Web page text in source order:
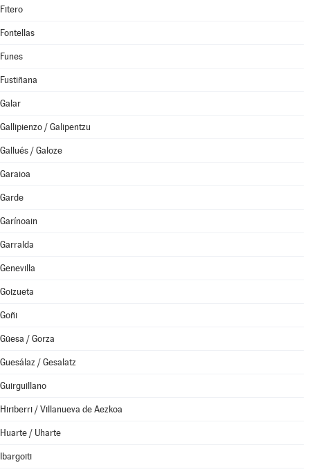
Fitero
Fontellas
Funes
Fustiñana
Galar
Gallipienzo / Galipentzu
Gallués / Galoze
Garaioa
Garde
Garínoain
Garralda
Genevilla
Goizueta
Goñi
Güesa / Gorza
Guesálaz / Gesalatz
Guirguillano
Hiriberri / Villanueva de Aezkoa
Huarte / Uharte
Ibargoiti